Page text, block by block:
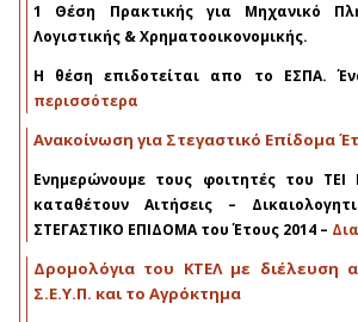
1 Θέση Πρακτικής για Μηχανικό
Λογιστικής & Χρηματοοικονομικής.
Η θέση επιδοτείται απο το ΕΣΠΑ.
περισσότερα
Ανακοίνωση για Στεγαστικό Επίδομα
Ενημερώνουμε τους φοιτητές του
καταθέτουν Αιτήσεις –
ΣΤΕΓΑΣΤΙΚΟ ΕΠΙΔΟΜΑ του Έτους 2014 –
Δρομολόγια του ΚΤΕΛ με διέλευση
Σ.Ε.Υ.Π. και το Αγρόκτημα